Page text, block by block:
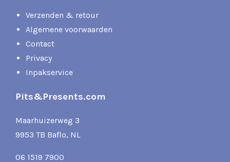
Verzenden & retour
Algemene voorwaarden
Contact
Privacy
Inpakservice
Pits&Presents.com
Maarhuizerweg 3
9953 TB Baflo, NL
06 1519 7900